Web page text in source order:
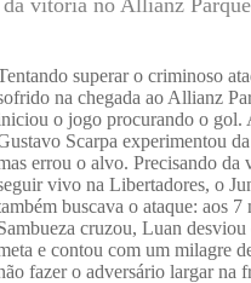
vitória no Allianz
superar o criminoso
na chegada ao Allianz
o jogo procurando o gol.
Scarpa experimentou
errou o alvo. Precisando da
vivo na Libertadores, o
buscava o ataque: aos 7
cruzou, Luan
e contou com um milagre
fazer o adversário largar na